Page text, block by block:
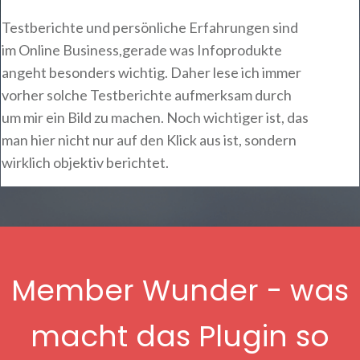
Testberichte und persönliche Erfahrungen sind
im Online Business,gerade was Infoprodukte
angeht besonders wichtig. Daher lese ich immer
vorher solche Testberichte aufmerksam durch
um mir ein Bild zu machen. Noch wichtiger ist, das
man hier nicht nur auf den Klick aus ist, sondern
wirklich objektiv berichtet.
Member Wunder - was
macht das Plugin so